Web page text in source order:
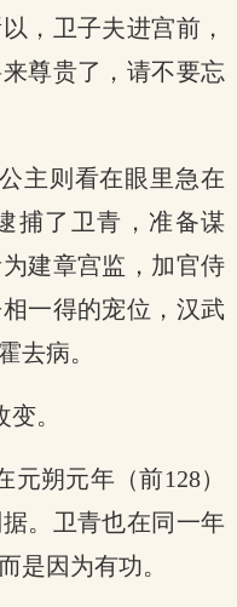
，卫子夫进宫前，
尊贵了，请不要忘
主则看在眼里急在
捕了卫青，准备谋
建章宫监，加官侍
一得的宠位，汉武
去病。
。
朔元年（前128）
。卫青也在同一年
是因为有功。